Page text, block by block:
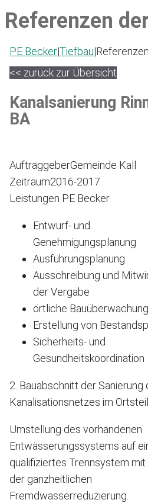
Referenzen
PE Becker|Tiefbau|Referenzen
<< zurück zur Übersicht
Kanalsanierung
BA
AuftraggeberGemeinde Kall
Zeitraum2016-2017
Leistungen PE Becker
Entwurf- und
Genehmigungsplanung
Ausführungsplanung
Ausschreibung und
der Vergabe
örtliche Bauüberwachung
Erstellung von
Sicherheits- und
Gesundheitskoordination
2. Bauabschnitt der Sanierung
Kanalisationsnetzes im
Umstellung des vorhandenen
Entwässerungssystems auf
qualifiziertes Trennsystem mit
der ganzheitlichen
Fremdwasserreduzierung.